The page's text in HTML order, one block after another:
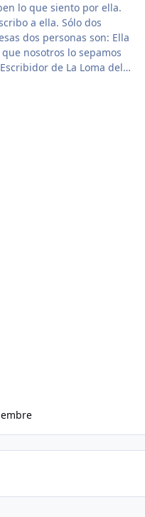
a ella. Sólo dos
dos personas son: Ella
nosotros lo sepamos